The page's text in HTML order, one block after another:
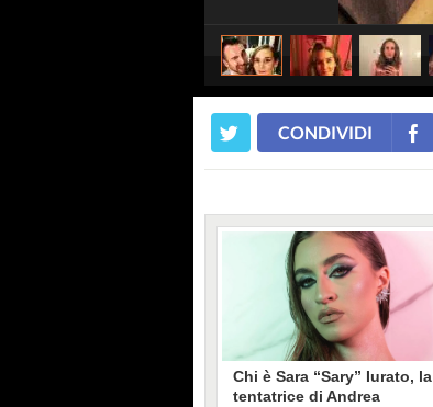
CONDIVIDI
Chi è Sara “Sary” Iurato, la
tentatrice di Andrea